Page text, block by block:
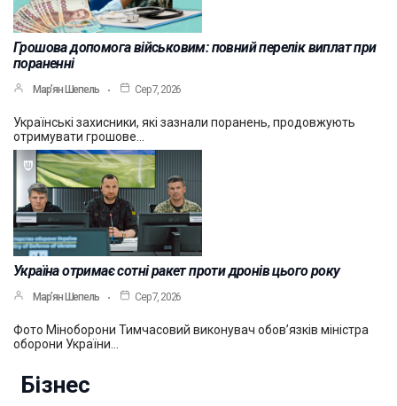
Грошова допомога військовим: повний перелік виплат при
пораненні
Мар’ян Шепель Сер 7, 2026
Українські захисники, які зазнали поранень, продовжують
отримувати грошове…
Україна отримає сотні ракет проти дронів цього року
Мар’ян Шепель Сер 7, 2026
Фото Міноборони Тимчасовий виконувач обов’язків міністра
оборони України…
Бізнес